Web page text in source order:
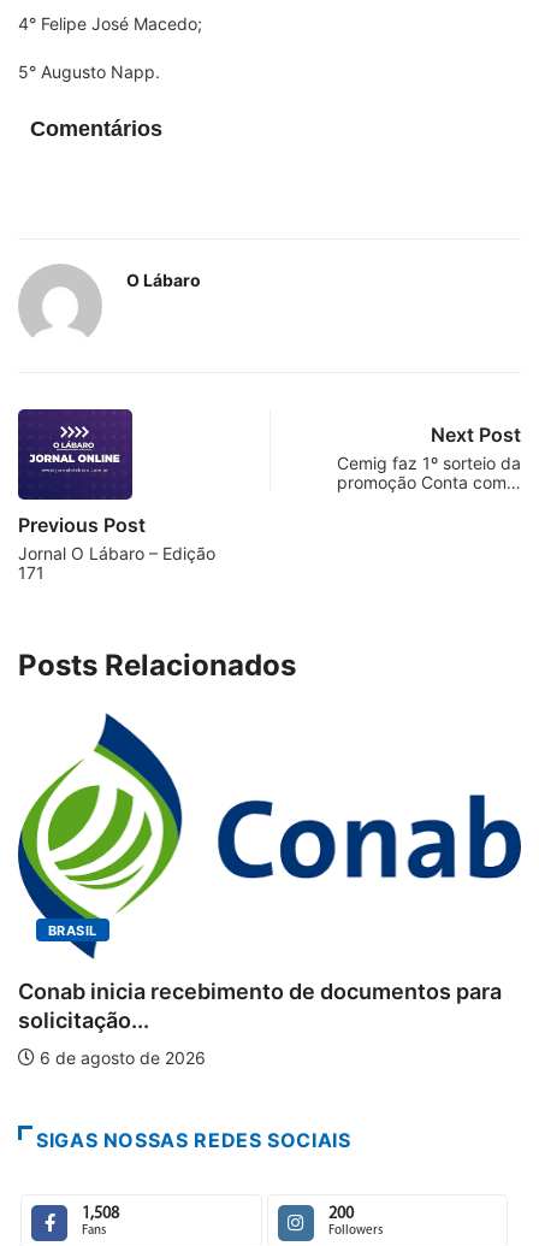
4° Felipe José Macedo;
5° Augusto Napp.
Comentários
O Lábaro
Previous Post
Jornal O Lábaro – Edição
171
Next Post
Cemig faz 1º sorteio da
promoção Conta com…
Posts Relacionados
BRASIL
Conab inicia recebimento de documentos para
solicitação...
6 de agosto de 2026
SIGAS NOSSAS REDES SOCIAIS
1,508
Fans
200
Followers